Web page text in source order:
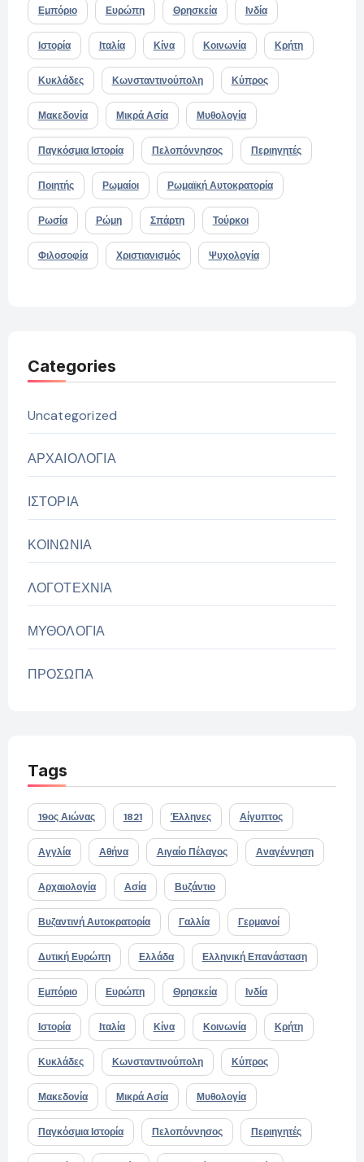
Εμπόριο Ευρώπη Θρησκεία Ινδία
Ιστορία Ιταλία Κίνα Κοινωνία Κρήτη
Κυκλάδες Κωνσταντινούπολη Κύπρος
Μακεδονία Μικρά Ασία Μυθολογία
Παγκόσμια Ιστορία Πελοπόννησος Περιηγητές
Ποιητής Ρωμαίοι Ρωμαϊκή Αυτοκρατορία
Ρωσία Ρώμη Σπάρτη Τούρκοι
Φιλοσοφία Χριστιανισμός Ψυχολογία
Categories
Uncategorized
ΑΡΧΑΙΟΛΟΓΙΑ
ΙΣΤΟΡΙΑ
ΚΟΙΝΩΝΙΑ
ΛΟΓΟΤΕΧΝΙΑ
ΜΥΘΟΛΟΓΙΑ
ΠΡΟΣΩΠΑ
Tags
19ος Αιώνας 1821 Έλληνες Αίγυπτος
Αγγλία Αθήνα Αιγαίο Πέλαγος Αναγέννηση
Αρχαιολογία Ασία Βυζάντιο
Βυζαντινή Αυτοκρατορία Γαλλία Γερμανοί
Δυτική Ευρώπη Ελλάδα Ελληνική Επανάσταση
Εμπόριο Ευρώπη Θρησκεία Ινδία
Ιστορία Ιταλία Κίνα Κοινωνία Κρήτη
Κυκλάδες Κωνσταντινούπολη Κύπρος
Μακεδονία Μικρά Ασία Μυθολογία
Παγκόσμια Ιστορία Πελοπόννησος Περιηγητές